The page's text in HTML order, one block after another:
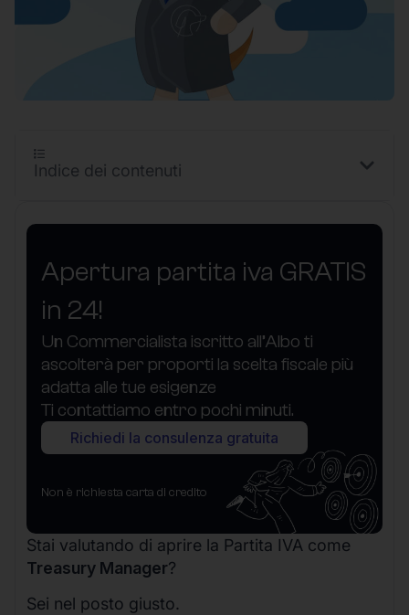
Apertura partita iva GRATIS
in 24!
Un Commercialista iscritto all’Albo ti
ascolterà per proporti la scelta fiscale più
adatta alle tue esigenze
Ti contattiamo entro pochi minuti.
Richiedi la consulenza gratuita
Non è richiesta carta di credito
Stai valutando di aprire la Partita IVA come
Treasury Manager?
Sei nel posto giusto.
Indice dei contenuti